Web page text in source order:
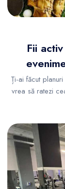
Fii
Ți-ai făcut
vrea să ratezi